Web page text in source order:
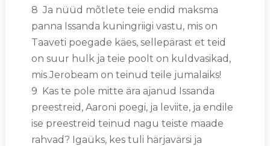
8 Ja nüüd mõtlete teie endid maksma
panna Issanda kuningriigi vastu, mis on
Taaveti poegade käes, sellepärast et teid
on suur hulk ja teie poolt on kuldvasikad,
mis Jerobeam on teinud teile jumalaiks!
9 Kas te pole mitte ära ajanud Issanda
preestreid, Aaroni poegi, ja leviite, ja endile
ise preestreid teinud nagu teiste maade
rahvad? Igaüks, kes tuli härjavärsi ja